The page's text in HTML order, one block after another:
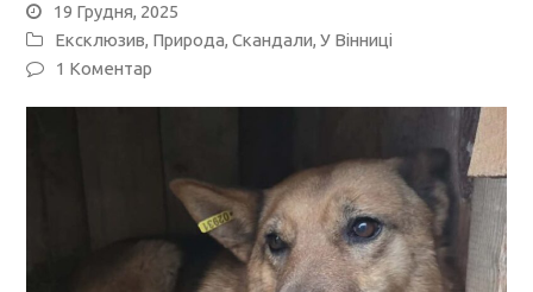
19 Грудня, 2025
Ексклюзив, Природа,Скандали,У Вінниці
1 Коментар